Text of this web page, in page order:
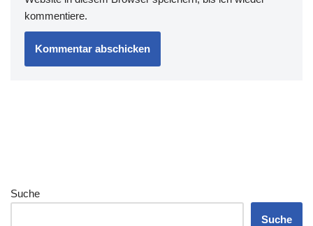
kommentiere.
Suche
Suche